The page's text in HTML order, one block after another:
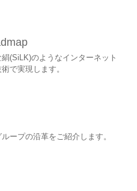
(SiLK)のようなインターネット
で実現します。
ープの沿革をご紹介します。